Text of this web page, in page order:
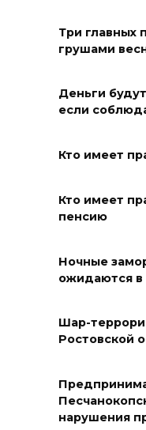
«Метеор»
Меры
07 августа
Садовой,
07 августа
Три главных
грушами
Деньги
если
Кто имеет
Кто имеет
пенсию
Ночные
ожидаются в
Шар-
Ростовской
нарушения